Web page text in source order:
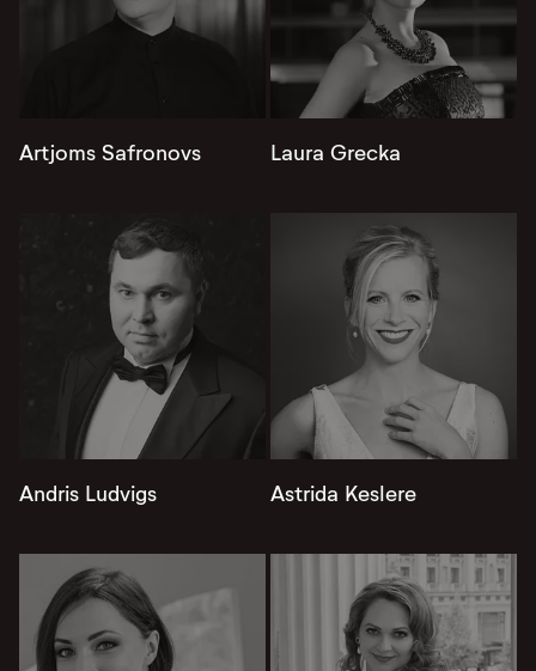
Artjoms Safronovs Laura Grecka
Andris Ludvigs Astrida Keslere